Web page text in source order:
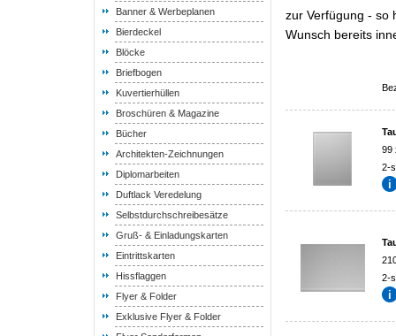
Banner & Werbeplanen
Bierdeckel
Blöcke
Briefbogen
Kuvertierhüllen
Broschüren & Magazine
Bücher
Architekten-Zeichnungen
Diplomarbeiten
Duftlack Veredelung
Selbstdurchschreibesätze
Gruß- & Einladungskarten
Eintrittskarten
Hissflaggen
Flyer & Folder
Exklusive Flyer & Folder
zur Verfügung - so
Wunsch bereits
99
2-
2-